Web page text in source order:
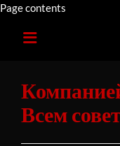
Page contents
QUICK LINKS
Всем